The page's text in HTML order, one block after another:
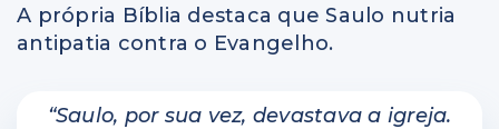
A própria Bíblia destaca que Saulo nutria
antipatia contra o Evangelho.
“Saulo, por sua vez, devastava a igreja.